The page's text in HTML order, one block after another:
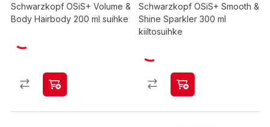
Schwarzkopf OSiS+ Volume &
Body Hairbody 200 ml suihke
Schwarzkopf OSiS+ Smooth &
Shine Sparkler 300 ml
kiiltosuihke